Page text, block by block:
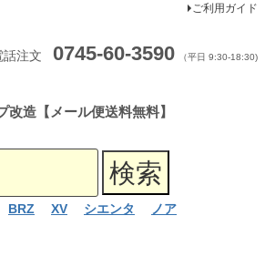
ご利用ガイド
話注文 0745-60-3590 （平日 9:30-18:30)
造【メール便送料無料】
BRZ XV シエンタ
ノア